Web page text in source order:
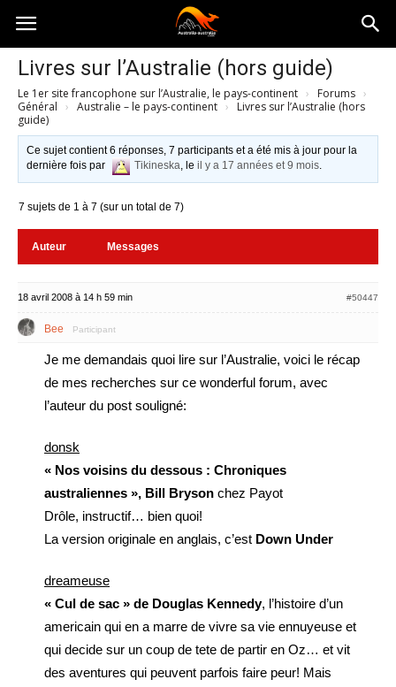
Australia-
australie.com
Livres sur l’Australie (hors guide)
Le 1er site francophone sur l’Australie, le pays-continent › Forums ›
Général › Australie – le pays-continent ›
Livres sur l’Australie (hors
guide)
Ce sujet contient 6 réponses, 7 participants et a été mis à jour pour la
dernière fois par
Tikineska, leil y a 17 années et 9 mois.
7 sujets de 1 à 7 (sur un total de 7)
Auteur Messages
18 avril 2008 à 14 h 59 min #50447
Bee Participant
Je me demandais quoi lire sur l’Australie, voici le récap
de mes recherches sur ce wonderful forum, avec
l’auteur du post souligné:
donsk
« Nos voisins du dessous : Chroniques
australiennes », Bill Bryson chez Payot
Drôle, instructif… bien quoi!
La version originale en anglais, c’est Down Under
dreameuse
« Cul de sac » de Douglas Kennedy, l’histoire d’un
americain qui en a marre de vivre sa vie ennuyeuse et
qui decide sur un coup de tete de partir en Oz… et vit
des aventures qui peuvent parfois faire peur! Mais